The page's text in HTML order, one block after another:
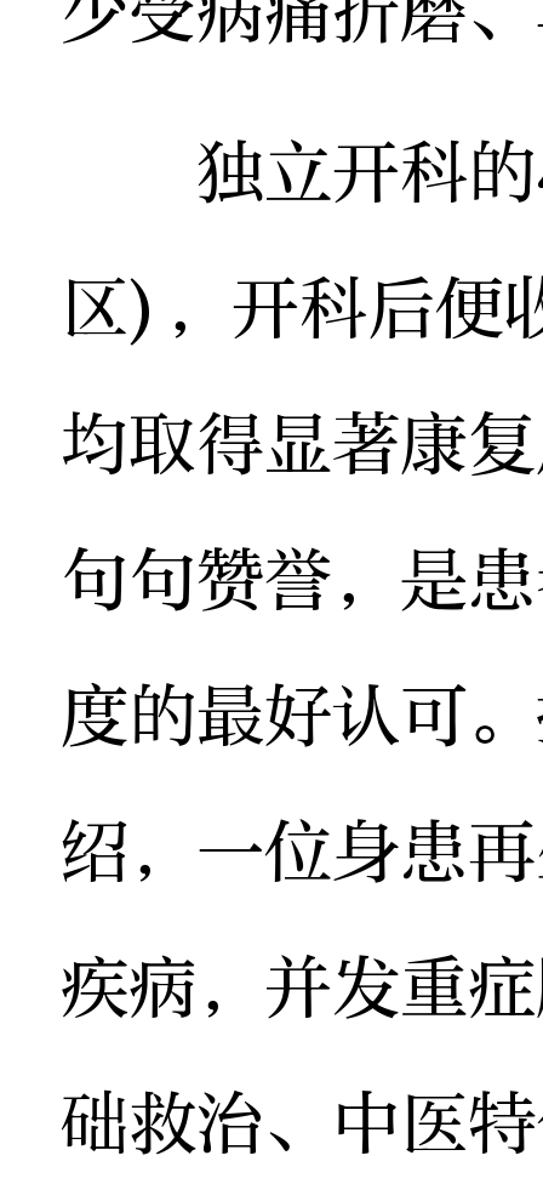
独立开科的
区)，开科后便
均取得显著康
句句赞誉，是
度的最好认可
绍，一位身患
疾病，并发重
础救治、中医